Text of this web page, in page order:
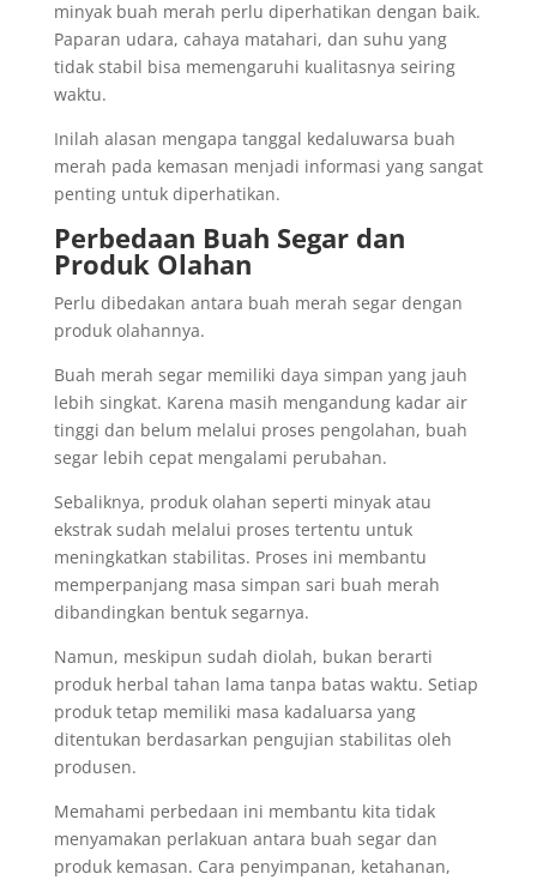
minyak buah merah perlu diperhatikan dengan baik.
Paparan udara, cahaya matahari, dan suhu yang
tidak stabil bisa memengaruhi kualitasnya seiring
waktu.
Inilah alasan mengapa tanggal kedaluwarsa buah
merah pada kemasan menjadi informasi yang sangat
penting untuk diperhatikan.
Perbedaan Buah Segar dan
Produk Olahan
Perlu dibedakan antara buah merah segar dengan
produk olahannya.
Buah merah segar memiliki daya simpan yang jauh
lebih singkat. Karena masih mengandung kadar air
tinggi dan belum melalui proses pengolahan, buah
segar lebih cepat mengalami perubahan.
Sebaliknya, produk olahan seperti minyak atau
ekstrak sudah melalui proses tertentu untuk
meningkatkan stabilitas. Proses ini membantu
memperpanjang masa simpan sari buah merah
dibandingkan bentuk segarnya.
Namun, meskipun sudah diolah, bukan berarti
produk herbal tahan lama tanpa batas waktu. Setiap
produk tetap memiliki masa kadaluarsa yang
ditentukan berdasarkan pengujian stabilitas oleh
produsen.
Memahami perbedaan ini membantu kita tidak
menyamakan perlakuan antara buah segar dan
produk kemasan. Cara penyimpanan, ketahanan,